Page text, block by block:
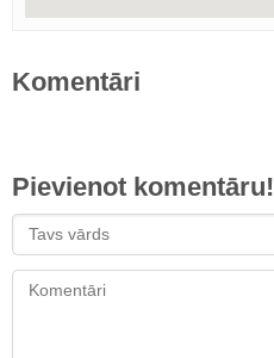
Komentāri
Pievienot komentāru!